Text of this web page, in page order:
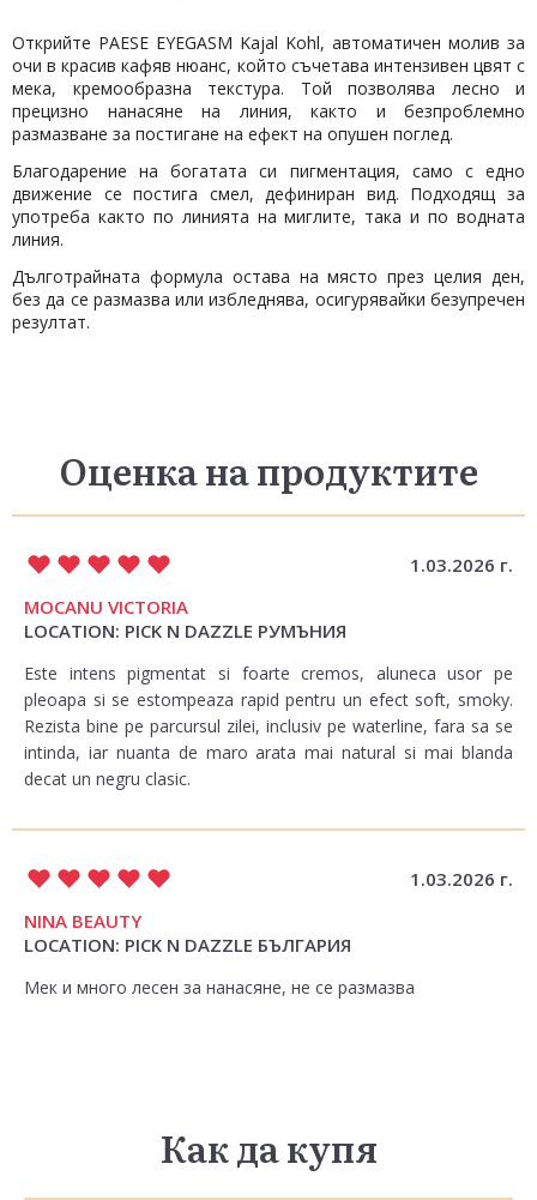
Открийте PAESE EYEGASM Kajal Kohl, автоматичен молив за
очи в красив кафяв нюанс, който съчетава интензивен цвят с
мека, кремообразна текстура. Той позволява лесно и
прецизно нанасяне на линия, както и безпроблемно
размазване за постигане на ефект на опушен поглед.
Благодарение на богатата си пигментация, само с едно
движение се постига смел, дефиниран вид. Подходящ за
употреба както по линията на миглите, така и по водната
линия.
Дълготрайната формула остава на място през целия ден,
без да се размазва или избледнява, осигурявайки безупречен
резултат.
Оценка на продуктите
1.03.2026 г.
MOCANU VICTORIA
LOCATION: PICK N DAZZLE РУМЪНИЯ
Este intens pigmentat si foarte cremos, aluneca usor pe
pleoapa si se estompeaza rapid pentru un efect soft, smoky.
Rezista bine pe parcursul zilei, inclusiv pe waterline, fara sa se
intinda, iar nuanta de maro arata mai natural si mai blanda
decat un negru clasic.
1.03.2026 г.
NINA BEAUTY
LOCATION: PICK N DAZZLE БЪЛГАРИЯ
Мек и много лесен за нанасяне, не се размазва
Как да купя